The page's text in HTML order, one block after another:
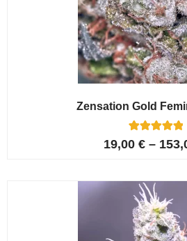
Zensation Gold
Oceniony
5.00
6
ocen
klientów
19,00 € –